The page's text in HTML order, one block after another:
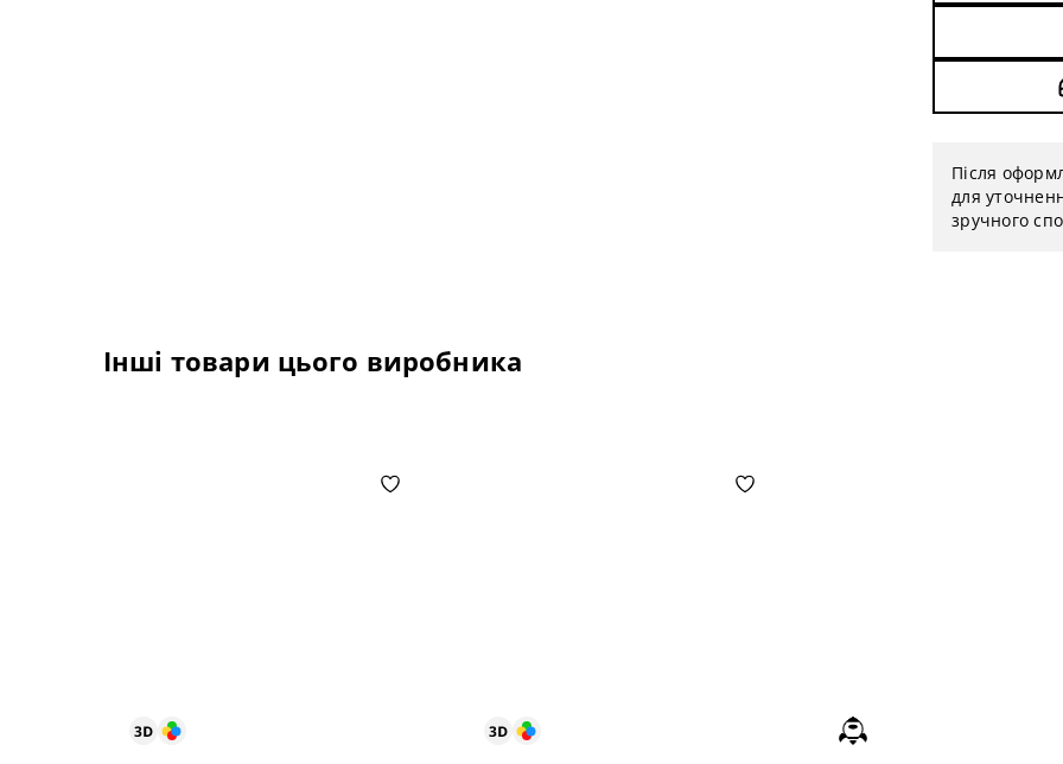
Після
для
зручного
Інші товари цього виробника